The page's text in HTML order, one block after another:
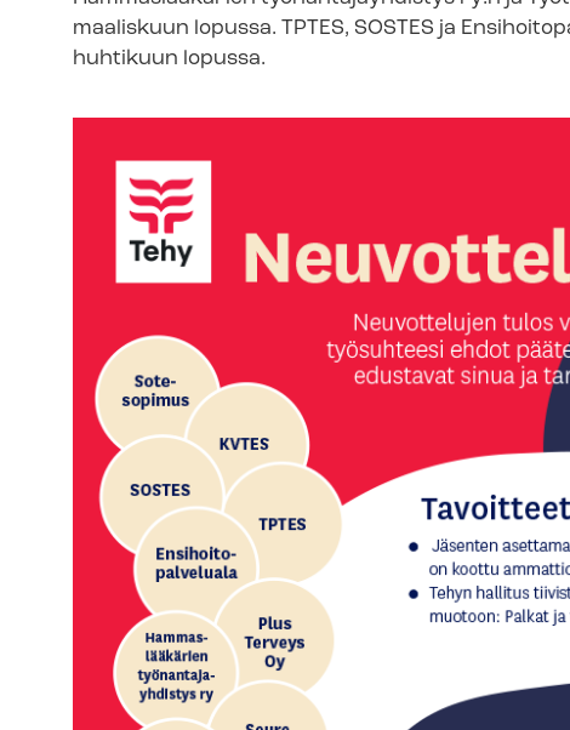
maaliskuun lopussa. TPTES, SOSTES ja
huhtikuun lopussa.